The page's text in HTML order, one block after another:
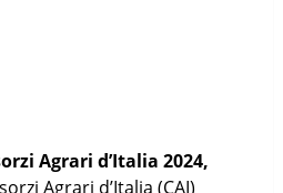
Agrari d’Italia 2024,
Agrari d’Italia (CAI)